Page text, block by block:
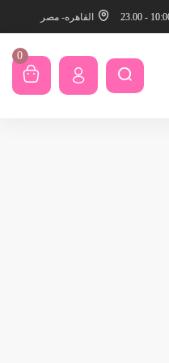
القاهره- مصر
0